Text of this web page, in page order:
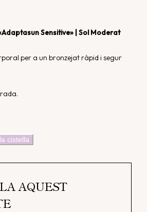
Sensitive» | Sol Moderat
per a un bronzejat ràpid i segur
cistella
AQUEST